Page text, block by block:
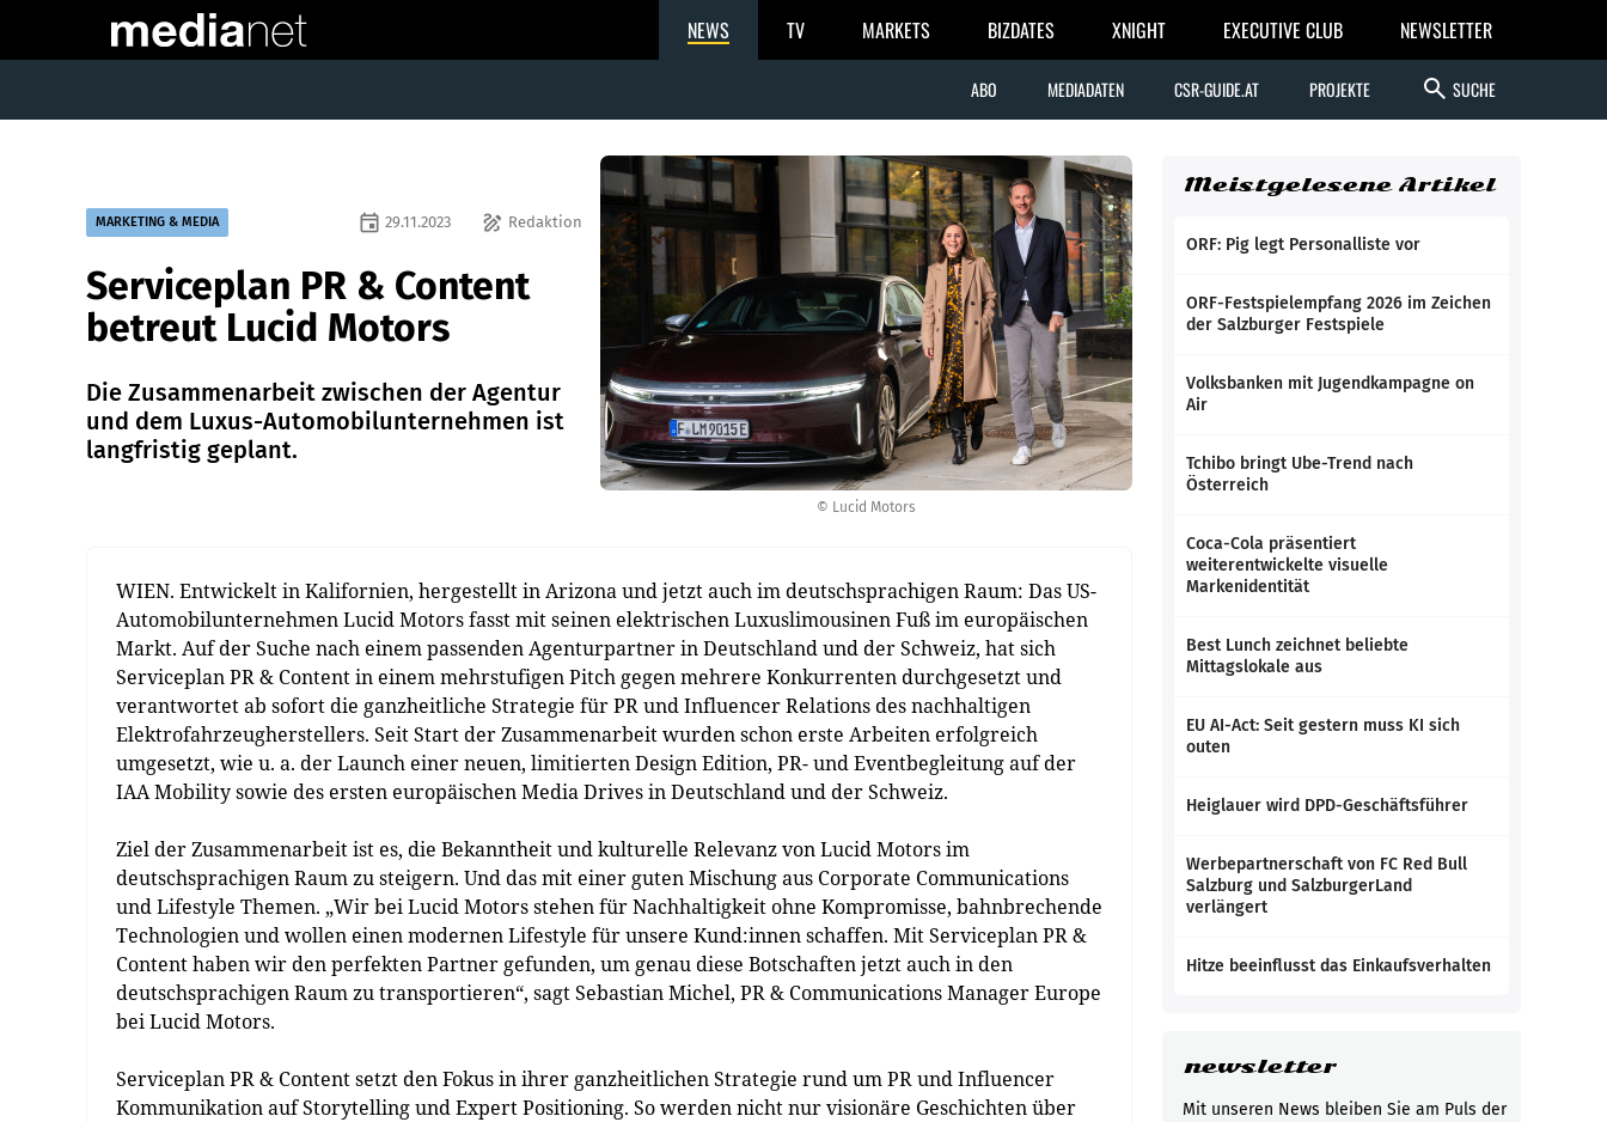
NEWS TV MARKETS BIZDATES XNIGHT EXECUTIVE CLUB NEWSLETTER
ABO MEDIADATEN CSR-GUIDE.AT PROJEKTE search SUCHE
© Lucid Motors
MARKETING & MEDIA draw Redaktion
event 29.11.2023
Serviceplan PR & Content
betreut Lucid Motors
Die Zusammenarbeit zwischen der Agentur
und dem Luxus-Automobilunternehmen ist
langfristig geplant.
WIEN. Entwickelt in Kalifornien, hergestellt in Arizona und jetzt auch im deutschsprachigen Raum: Das US-
Automobilunternehmen Lucid Motors fasst mit seinen elektrischen Luxuslimousinen Fuß im europäischen
Markt. Auf der Suche nach einem passenden Agenturpartner in Deutschland und der Schweiz, hat sich
Serviceplan PR & Content in einem mehrstufigen Pitch gegen mehrere Konkurrenten durchgesetzt und
verantwortet ab sofort die ganzheitliche Strategie für PR und Influencer Relations des nachhaltigen
Elektrofahrzeugherstellers. Seit Start der Zusammenarbeit wurden schon erste Arbeiten erfolgreich
umgesetzt, wie u. a. der Launch einer neuen, limitierten Design Edition, PR- und Eventbegleitung auf der
IAA Mobility sowie des ersten europäischen Media Drives in Deutschland und der Schweiz.
Ziel der Zusammenarbeit ist es, die Bekanntheit und kulturelle Relevanz von Lucid Motors im
deutschsprachigen Raum zu steigern. Und das mit einer guten Mischung aus Corporate Communications
und Lifestyle Themen. „Wir bei Lucid Motors stehen für Nachhaltigkeit ohne Kompromisse, bahnbrechende
Technologien und wollen einen modernen Lifestyle für unsere Kund:innen schaffen. Mit Serviceplan PR &
Content haben wir den perfekten Partner gefunden, um genau diese Botschaften jetzt auch in den
deutschsprachigen Raum zu transportieren“, sagt Sebastian Michel, PR & Communications Manager Europe
bei Lucid Motors.
Serviceplan PR & Content setzt den Fokus in ihrer ganzheitlichen Strategie rund um PR und Influencer
Kommunikation auf Storytelling und Expert Positioning. So werden nicht nur visionäre Geschichten über
Meistgelesene Artikel
ORF: Pig legt Personalliste vor
ORF-Festspielempfang 2026 im Zeichen
der Salzburger Festspiele
Volksbanken mit Jugendkampagne on
Air
Tchibo bringt Ube-Trend nach
Österreich
Coca-Cola präsentiert
weiterentwickelte visuelle
Markenidentität
Best Lunch zeichnet beliebte
Mittagslokale aus
EU AI-Act: Seit gestern muss KI sich
outen
Heiglauer wird DPD-Geschäftsführer
Werbepartnerschaft von FC Red Bull
Salzburg und SalzburgerLand
verlängert
Hitze beeinflusst das Einkaufsverhalten
newsletter
Mit unseren News bleiben Sie am Puls der